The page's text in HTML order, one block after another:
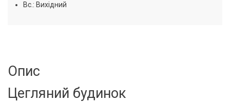
Вс.: Вихідний
Опис
Цегляний будинок